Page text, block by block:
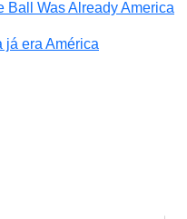
Ball Was Already America
já era América